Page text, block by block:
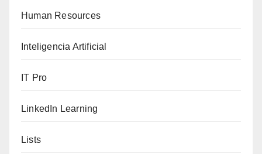
Human Resources
Inteligencia Artificial
IT Pro
LinkedIn Learning
Lists